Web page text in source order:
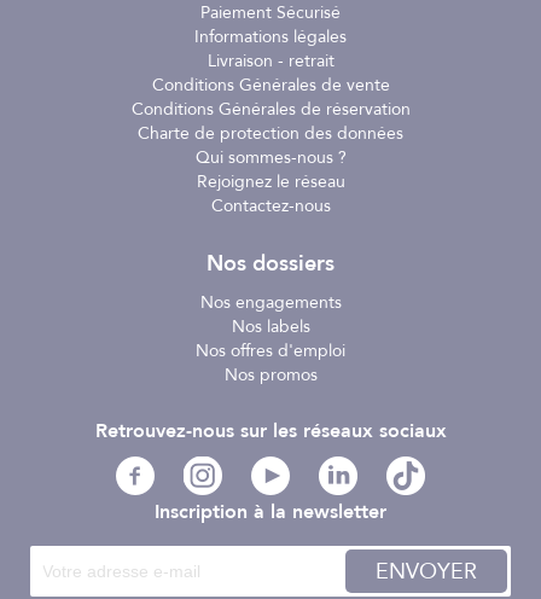
Paiement Sécurisé
Informations légales
Livraison - retrait
Conditions Générales de vente
Conditions Générales de réservation
Charte de protection des données
Qui sommes-nous ?
Rejoignez le réseau
Contactez-nous
Nos dossiers
Nos engagements
Nos labels
Nos offres d'emploi
Nos promos
Inscription à la newsletter
ENVOYER
Retrouvez-nous sur les réseaux sociaux